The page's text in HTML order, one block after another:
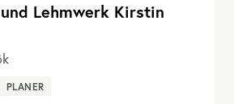
Lehmwerk Kirstin
PLANER